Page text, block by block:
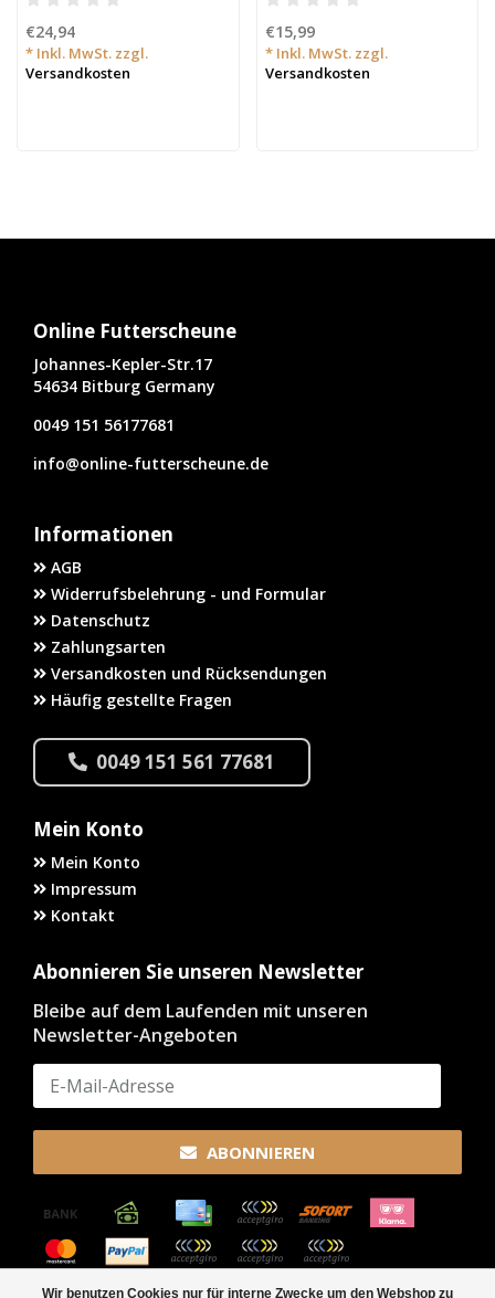
€24,94
* Inkl. MwSt. zzgl.
Versandkosten
20kg)
€15,99
* Inkl. MwSt. zzgl.
Versandkosten
Wir benutzen Cookies nur für interne Zwecke um den Webshop zu
Online Futterscheune
Johannes-Kepler-Str.17
54634 Bitburg Germany
0049 151 56177681
info@online-futterscheune.de
Informationen
AGB
Widerrufsbelehrung - und Formular
Datenschutz
Zahlungsarten
Versandkosten und Rücksendungen
Häufig gestellte Fragen
0049 151 561 77681
Mein Konto
Mein Konto
Impressum
Kontakt
Abonnieren Sie unseren Newsletter
Bleibe auf dem Laufenden mit unseren
Newsletter-Angeboten
ABONNIEREN